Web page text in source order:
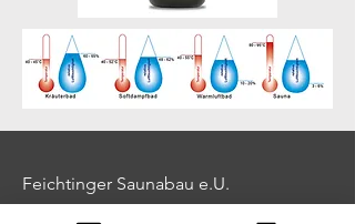
Feichtinger Saunabau e.U.
Gewerbepark Ost 24